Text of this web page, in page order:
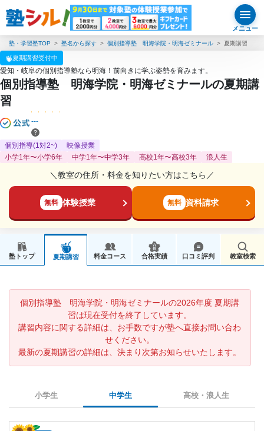
メニュー
塾・学習塾TOP 塾名から探す 個別指導塾 明海学院・明海ゼミナール 夏期講習
夏期講習受付中
愛知・岐阜の個別指導塾なら明海！前向きに学ぶ姿勢を育みます。
個別指導塾 明海学院・明海ゼミナールの夏期講
習
---
個別指導(1対2~)
映像授業
小学1年〜小学6年
中学1年〜中学3年 高校1年〜高校3年 浪人生
＼教室の住所・料金を知りたい方はこちら／
無料 体験授業 無料 資料請求
塾トップ 夏期講習 料金コース 合格実績 口コミ評判 教室検索
個別指導塾 明海学院・明海ゼミナールの2026年度 夏期講
習は現在受付を終了しています。
講習内容に関する詳細は、お手数ですが塾へ直接お問い合わ
せください。
最新の夏期講習の詳細は、決まり次第お知らせいたします。
小学生 中学生 高校・浪人生